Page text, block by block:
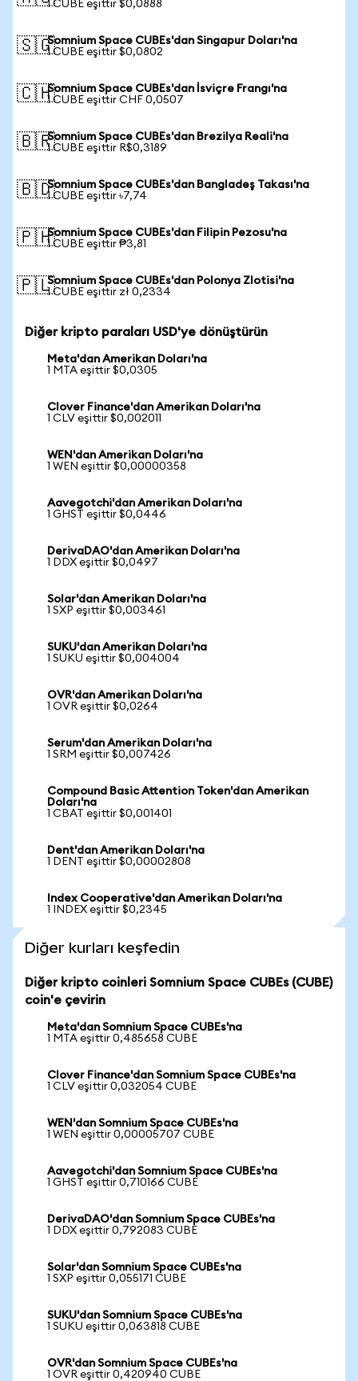
1 CUBE eşittir $0,0888
🇸🇬Somnium Space CUBEs'dan Singapur Doları'na
1 CUBE eşittir $0,0802
🇨🇭Somnium Space CUBEs'dan İsviçre Frangı'na
1 CUBE eşittir CHF 0,0507
🇧🇷Somnium Space CUBEs'dan Brezilya Reali'na
1 CUBE eşittir R$0,3189
🇧🇩Somnium Space CUBEs'dan Bangladeş Takası'na
1 CUBE eşittir ৳7,74
🇵🇭Somnium Space CUBEs'dan Filipin Pezosu'na
1 CUBE eşittir ₱3,81
🇵🇱Somnium Space CUBEs'dan Polonya Zlotisi'na
1 CUBE eşittir zł 0,2334
Diğer kripto paraları USD'ye dönüştürün
Meta'dan Amerikan Doları'na
1 MTA eşittir $0,0305
Clover Finance'dan Amerikan Doları'na
1 CLV eşittir $0,002011
WEN'dan Amerikan Doları'na
1 WEN eşittir $0,00000358
Aavegotchi'dan Amerikan Doları'na
1 GHST eşittir $0,0446
DerivaDAO'dan Amerikan Doları'na
1 DDX eşittir $0,0497
Solar'dan Amerikan Doları'na
1 SXP eşittir $0,003461
SUKU'dan Amerikan Doları'na
1 SUKU eşittir $0,004004
OVR'dan Amerikan Doları'na
1 OVR eşittir $0,0264
Serum'dan Amerikan Doları'na
1 SRM eşittir $0,007426
Compound Basic Attention Token'dan Amerikan
Doları'na
1 CBAT eşittir $0,001401
Dent'dan Amerikan Doları'na
1 DENT eşittir $0,00002808
Index Cooperative'dan Amerikan Doları'na
1 INDEX eşittir $0,2345
Diğer kurları keşfedin
Diğer kripto coinleri Somnium Space CUBEs (CUBE)
coin'e çevirin
Meta'dan Somnium Space CUBEs'na
1 MTA eşittir 0,485658 CUBE
Clover Finance'dan Somnium Space CUBEs'na
1 CLV eşittir 0,032054 CUBE
WEN'dan Somnium Space CUBEs'na
1 WEN eşittir 0,00005707 CUBE
Aavegotchi'dan Somnium Space CUBEs'na
1 GHST eşittir 0,710166 CUBE
DerivaDAO'dan Somnium Space CUBEs'na
1 DDX eşittir 0,792083 CUBE
Solar'dan Somnium Space CUBEs'na
1 SXP eşittir 0,055171 CUBE
SUKU'dan Somnium Space CUBEs'na
1 SUKU eşittir 0,063818 CUBE
OVR'dan Somnium Space CUBEs'na
1 OVR eşittir 0,420940 CUBE